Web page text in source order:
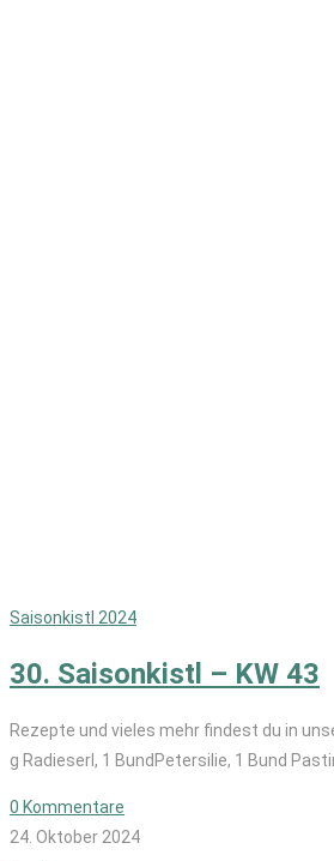
Saisonkistl 2024
30. Saisonkistl – KW 43
Rezepte und vieles mehr findest du in
g Radieserl, 1 BundPetersilie, 1 Bund
0 Kommentare
24. Oktober 2024